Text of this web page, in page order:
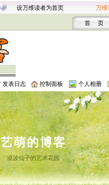
设万维读者为首页 万维
首 页
发表日志 控制面板 个人相册
艺萌的博客
凌波仙子的艺术花园